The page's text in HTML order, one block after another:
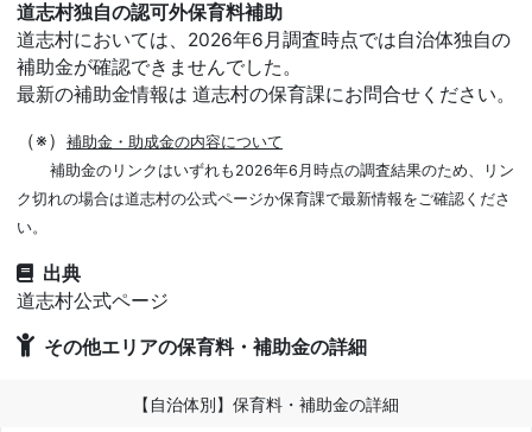
道志村独自の認可外保育料補助
道志村においては、2026年6月調査時点では自治体独自の
補助金が確認できませんでした。
最新の補助金情報は 道志村の保育課にお問合せください。
（※）
補助金・助成金の内容について
補助金のリンクはいずれも2026年6月時点の調査結果のため、リン
ク切れの場合は道志村の公式ページか保育課で最新情報をご確認くださ
い。
出典
道志村公式ページ
その他エリアの保育料・補助金の詳細
【自治体別】保育料・補助金の詳細